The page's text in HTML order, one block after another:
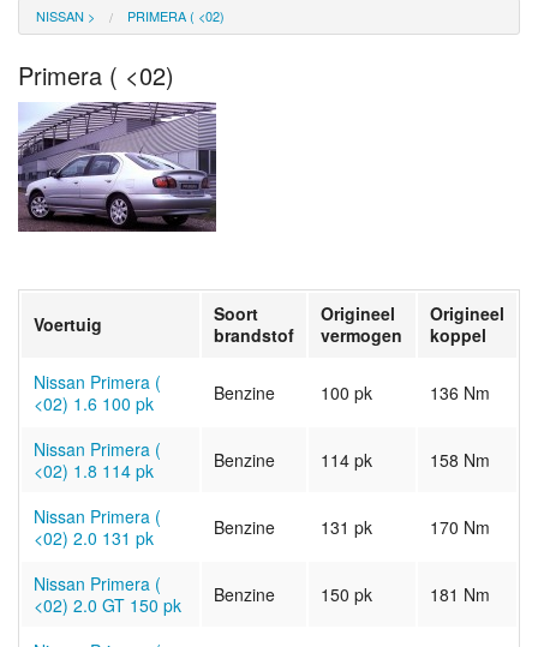
NISSAN > PRIMERA ( <02)
Primera ( <02)
Voertuig
Soort
brandstof
Origineel
vermogen
Origineel
koppel
Nissan Primera (
<02) 1.6 100 pk
Benzine 100 pk 136 Nm
Nissan Primera (
<02) 1.8 114 pk
Benzine 114 pk 158 Nm
Nissan Primera (
<02) 2.0 131 pk
Benzine 131 pk 170 Nm
Nissan Primera (
<02) 2.0 GT 150 pk
Benzine 150 pk 181 Nm